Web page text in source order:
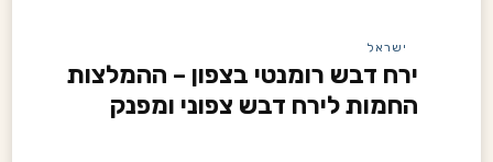
ישראל
ירח דבש רומנטי בצפון – ההמלצות
החמות לירח דבש צפוני ומפנק